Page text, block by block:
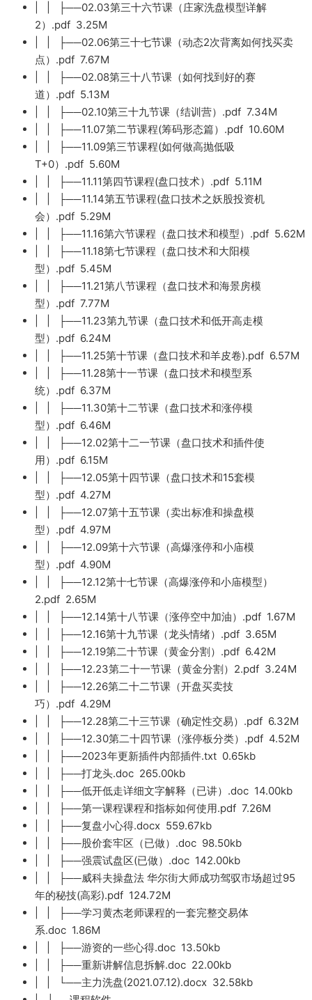
| | ├──02.03第三十六节课（庄家洗盘模型详解
2）.pdf 3.25M
| | ├──02.06第三十七节课（动态2次背离如何找买卖
点）.pdf 7.67M
| | ├──02.08第三十八节课（如何找到好的赛
道）.pdf 5.13M
| | ├──02.10第三十九节课（结训营）.pdf 7.34M
| | ├──11.07第二节课程(筹码形态篇）.pdf 10.60M
| | ├──11.09第三节课程(如何做高抛低吸
T+0）.pdf 5.60M
| | ├──11.11第四节课程(盘口技术）.pdf 5.11M
| | ├──11.14第五节课程(盘口技术之妖股投资机
会）.pdf 5.29M
| | ├──11.16第六节课程（盘口技术和模型）.pdf 5.62M
| | ├──11.18第七节课程（盘口技术和大阳模
型）.pdf 5.45M
| | ├──11.21第八节课程（盘口技术和海景房模
型）.pdf 7.77M
| | ├──11.23第九节课（盘口技术和低开高走模
型）.pdf 6.24M
| | ├──11.25第十节课（盘口技术和羊皮卷).pdf 6.57M
| | ├──11.28第十一节课（盘口技术和模型系
统）.pdf 6.37M
| | ├──11.30第十二节课（盘口技术和涨停模
型）.pdf 6.46M
| | ├──12.02第十二一节课（盘口技术和插件使
用）.pdf 6.15M
| | ├──12.05第十四节课（盘口技术和15套模
型）.pdf 4.27M
| | ├──12.07第十五节课（卖出标准和操盘模
型）.pdf 4.97M
| | ├──12.09第十六节课（高爆涨停和小庙模
型）.pdf 4.90M
| | ├──12.12第十七节课（高爆涨停和小庙模型）
2.pdf 2.65M
| | ├──12.14第十八节课（涨停空中加油）.pdf 1.67M
| | ├──12.16第十九节课（龙头情绪）.pdf 3.65M
| | ├──12.19第二十节课（黄金分割）.pdf 6.42M
| | ├──12.23第二十一节课（黄金分割）2.pdf 3.24M
| | ├──12.26第二十二节课（开盘买卖技
巧）.pdf 4.29M
| | ├──12.28第二十三节课（确定性交易）.pdf 6.32M
| | ├──12.30第二十四节课（涨停板分类）.pdf 4.52M
| | ├──2023年更新插件内部插件.txt 0.65kb
| | ├──打龙头.doc 265.00kb
| | ├──低开低走详细文字解释（已讲）.doc 14.00kb
| | ├──第一课程课程和指标如何使用.pdf 7.26M
| | ├──复盘小心得.docx 559.67kb
| | ├──股价套牢区（已做）.doc 98.50kb
| | ├──强震试盘区(已做）.doc 142.00kb
| | ├──威科夫操盘法 华尔街大师成功驾驭市场超过95
年的秘技(高彩).pdf 124.72M
| | ├──学习黄杰老师课程的一套完整交易体
系.doc 1.86M
| | ├──游资的一些心得.doc 13.50kb
| | ├──重新讲解信息拆解.doc 22.00kb
| | └──主力洗盘(2021.07.12).docx 32.58kb